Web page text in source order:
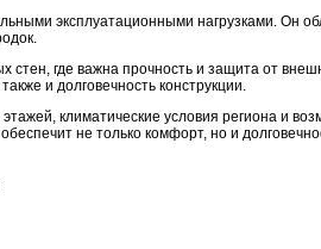
эксплуатационными нагрузками. Он
стен, где важна прочность и защита от
и долговечность конструкции.
климатические условия региона и
не только комфорт, но и